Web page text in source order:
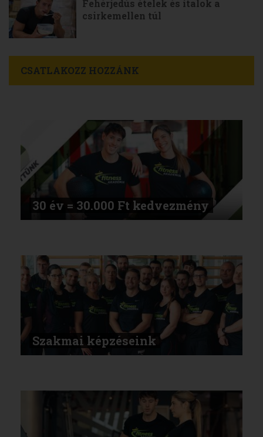
Fehérjedús ételek és italok a
csirkemellen túl
CSATLAKOZZ HOZZÁNK
30 év = 30.000 Ft kedvezmény
Szakmai képzéseink